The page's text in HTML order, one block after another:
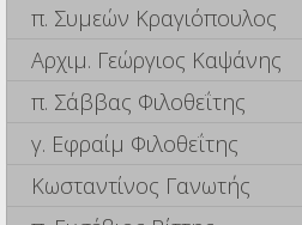
π. Συμεών Κραγιόπουλος
Αρχιμ. Γεώργιος Καψάνης
π. Σάββας Φιλοθεΐτης
γ. Εφραίμ Φιλοθεΐτης
Κωσταντίνος Γανωτής